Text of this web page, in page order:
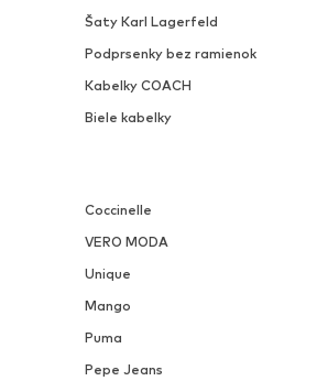
Šaty Karl Lagerfeld
Podprsenky bez ramienok
Kabelky COACH
Biele kabelky
Coccinelle
VERO MODA
Unique
Mango
Puma
Pepe Jeans